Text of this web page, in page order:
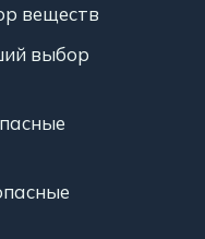
веществ
выбор